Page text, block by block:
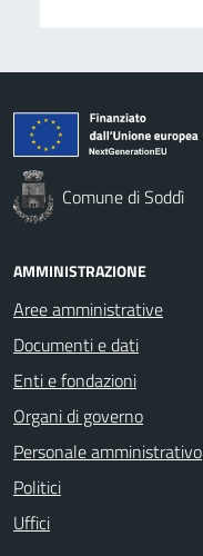
Comune di Soddì
AMMINISTRAZIONE
Aree amministrative
Documenti e dati
Enti e fondazioni
Organi di governo
Personale amministrativo
Politici
Uffici